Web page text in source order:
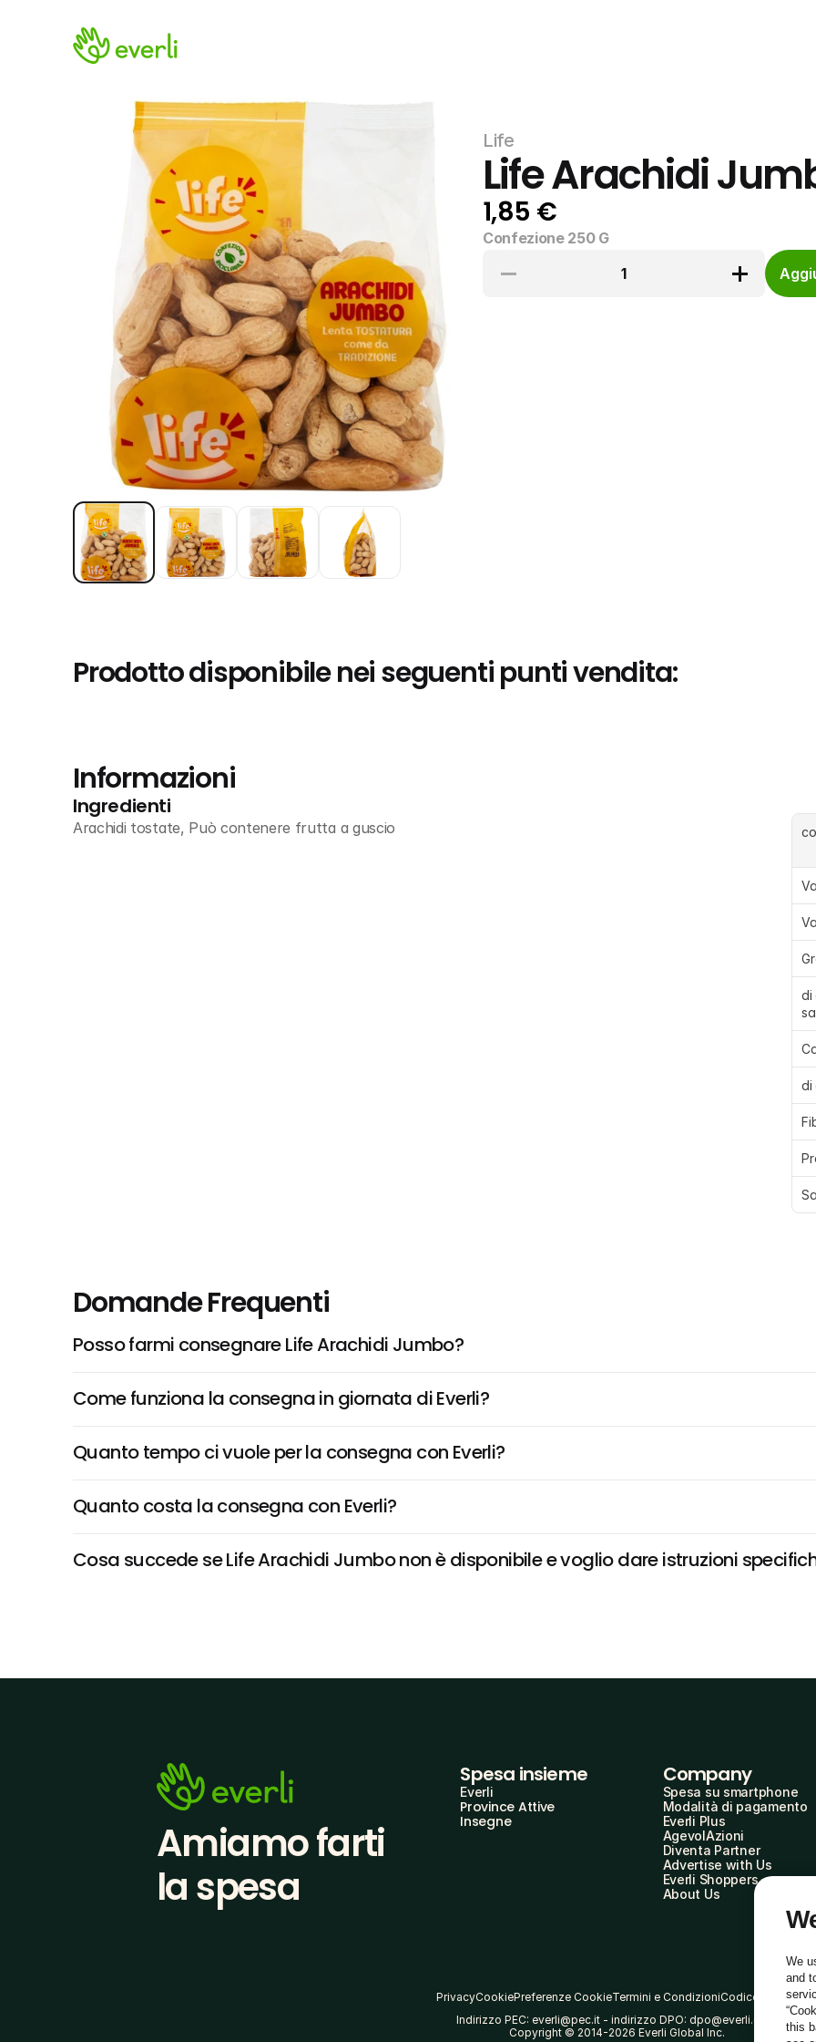
Life
Life Arachidi
1,85 €
Confezione 250 G
1
Prodotto disponibile nei seguenti punti vendita:
Informazioni
Ingredienti
Arachidi tostate, Può contenere frutta a guscio
di
di
Domande Frequenti
Posso farmi consegnare Life Arachidi Jumbo?
Come funziona la consegna in giornata di Everli?
Quanto tempo ci vuole per la consegna con Everli?
Quanto costa la consegna con Everli?
Cosa succede se Life Arachidi Jumbo non è disponibile e voglio dare istruzioni
Amiamo farti
la spesa
Spesa insieme
Everli
Province Attive
Insegne
Company
Spesa su smartphone
Modalità di pagamento
Everli Plus
AgevolAzioni
Diventa Partner
Advertise with Us
Everli Shoppers
About Us
PrivacyCookiePreferenze CookieTermini e CondizioniCodice Etico
Indirizzo PEC: everli@pec.it - indirizzo DPO: dpo@everli.com
Copyright © 2014-2026 Everli Global Inc.
We
and
this